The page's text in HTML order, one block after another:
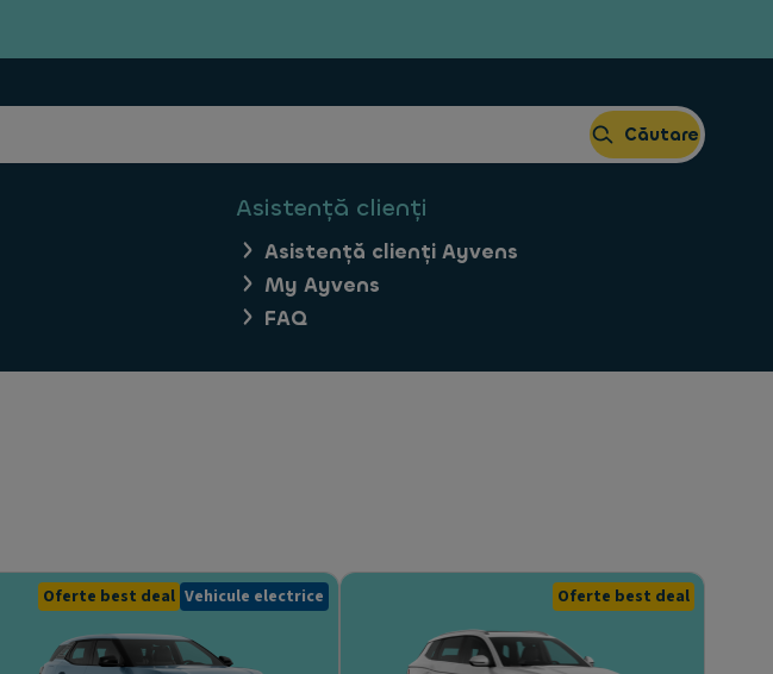
Căutare
Asistență clienți
Asistență clienți Ayvens
My Ayvens
FAQ
Oferte best deal Vehicule electrice Oferte best deal